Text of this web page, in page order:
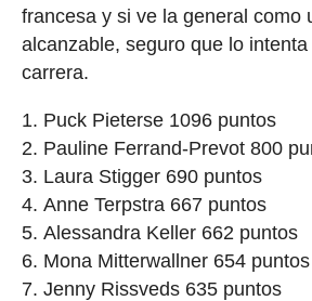
francesa y si ve la general como
alcanzable, seguro que lo
carrera.
Puck Pieterse 1096 puntos
Pauline Ferrand-Prevot 800
Laura Stigger 690 puntos
Anne Terpstra 667 puntos
Alessandra Keller 662 puntos
Mona Mitterwallner 654 puntos
Jenny Rissveds 635 puntos